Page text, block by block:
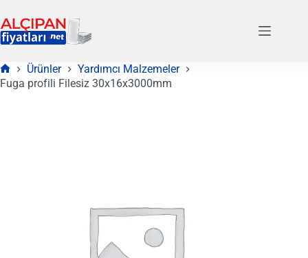
to
content
Anasayfa
Ürünler
Yardımcı Malzemeler
Fuga profili Filesiz 30x16x3000mm